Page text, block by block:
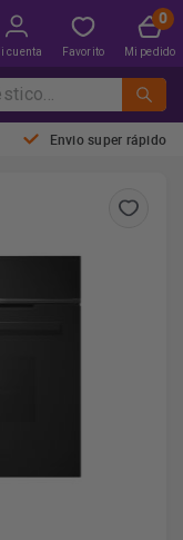
cuenta Favorito Mi pedido
Envio super rápido